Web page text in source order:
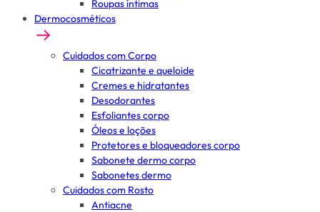
Roupas íntimas
Dermocosméticos
Cuidados com Corpo
Cicatrizante e queloide
Cremes e hidratantes
Desodorantes
Esfoliantes corpo
Óleos e loções
Protetores e bloqueadores corpo
Sabonete dermo corpo
Sabonetes dermo
Cuidados com Rosto
Antiacne